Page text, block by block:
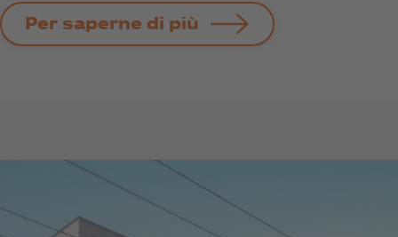
Per saperne di più